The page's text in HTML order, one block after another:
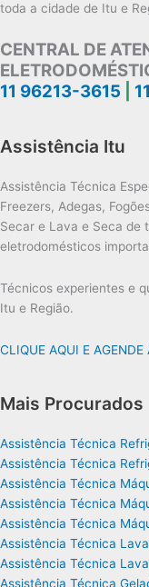
toda a cidade de Itu e
CENTRAL DE
11 96213-3615
Assistência Itu
Assistência Técnica
Freezers, Adegas,
Secar e Lava e Seca de
eletrodomésticos
Técnicos experientes e
Itu e Região.
CLIQUE AQUI E
Mais Procurados
Assistência Técnica
Assistência Técnica
Assistência Técnica
Assistência Técnica
Assistência Técnica
Assistência Técnica
Assistência Técnica
Assistência Técnica